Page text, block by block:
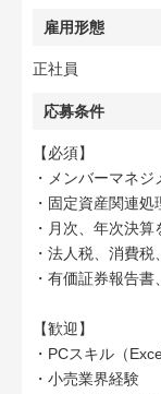
雇用形態
正社員
応募条件
【必須】
・メンバーマネ
・固定資産関連処
・月次、年次決算
・法人税、消費
・有価証券報告
【歓迎】
・PCスキル（
・小売業界経験